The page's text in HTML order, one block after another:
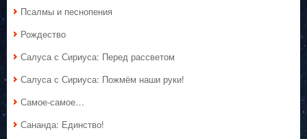
Псалмы и песнопения
Рождество
Салуса с Сириуса: Перед рассветом
Салуса с Сириуса: Пожмём наши руки!
Самое-самое…
Сананда: Единство!